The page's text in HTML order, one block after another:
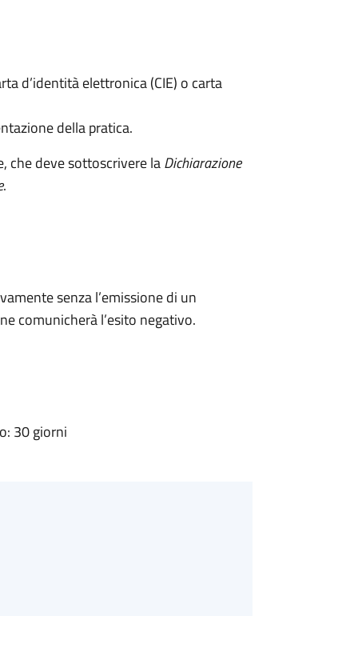
d’identità elettronica (CIE) o carta
della pratica.
che deve sottoscrivere laDichiarazione
.
senza l’emissione di un
comunicherà l’esito negativo.
30 giorni